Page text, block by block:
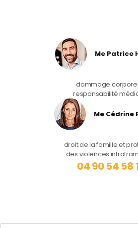
Me Patrice
dommage
responsabilité
Me Cédrine
droit de la famille et
des violences
04 90 54 58